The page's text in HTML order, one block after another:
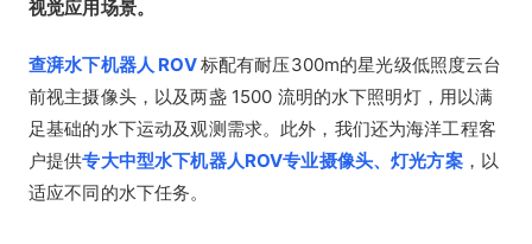
视觉应用场景。
查湃水下机器人 ROV标配有耐压300m的星光级低照度云台
前视主摄像头，以及两盏 1500 流明的水下照明灯，用以满
足基础的水下运动及观测需求。此外，我们还为海洋工程客
户提供专大中型水下机器人ROV专业摄像头、灯光方案，以
适应不同的水下任务。